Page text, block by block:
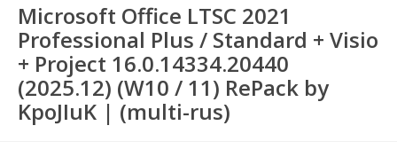
Microsoft Office LTSC 2021
Professional Plus / Standard + Visio
+ Project 16.0.14334.20440
(2025.12) (W10 / 11) RePack by
KpoJIuK | (multi-rus)